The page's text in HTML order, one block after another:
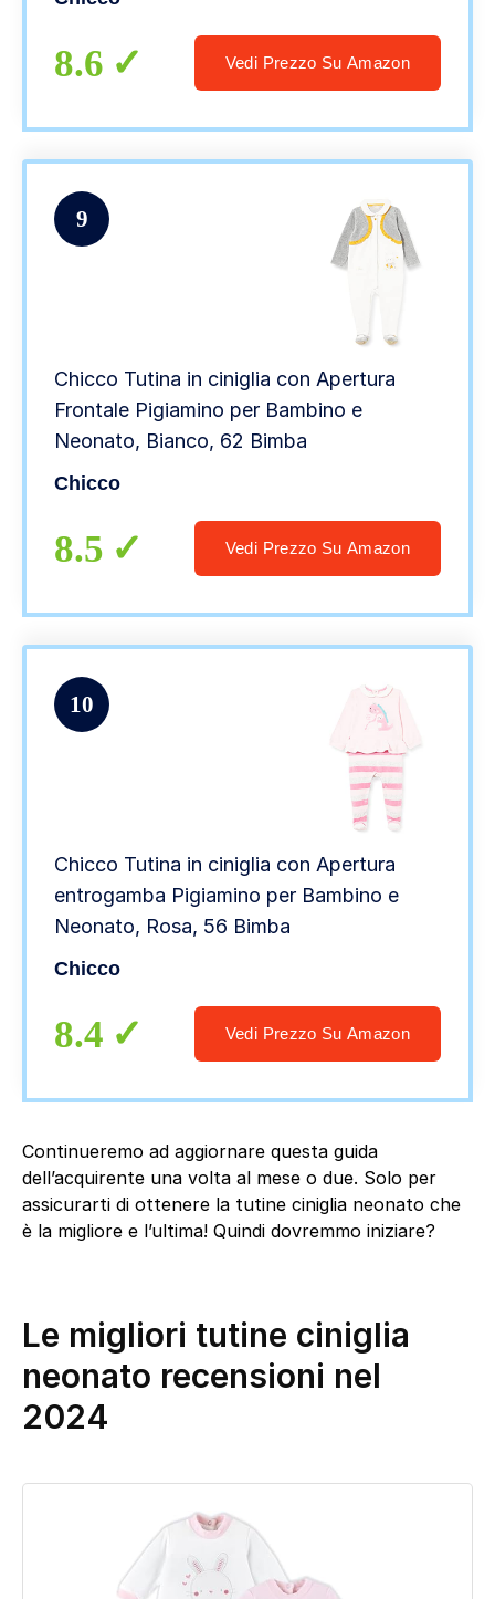
8.6 Vedi Prezzo Su Amazon
9
Chicco Tutina in ciniglia con Apertura
Frontale Pigiamino per Bambino e
Neonato, Bianco, 62 Bimba
Chicco
8.5 Vedi Prezzo Su Amazon
10
Chicco Tutina in ciniglia con Apertura
entrogamba Pigiamino per Bambino e
Neonato, Rosa, 56 Bimba
Chicco
8.4 Vedi Prezzo Su Amazon
Continueremo ad aggiornare questa guida
dell’acquirente una volta al mese o due. Solo per
assicurarti di ottenere la tutine ciniglia neonato che
è la migliore e l’ultima! Quindi dovremmo iniziare?
Le migliori tutine ciniglia
neonato recensioni nel
2024